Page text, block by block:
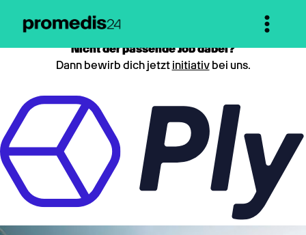
Nicht der passende Job dabei?
Dann bewirb dich jetzt initiativbei uns.